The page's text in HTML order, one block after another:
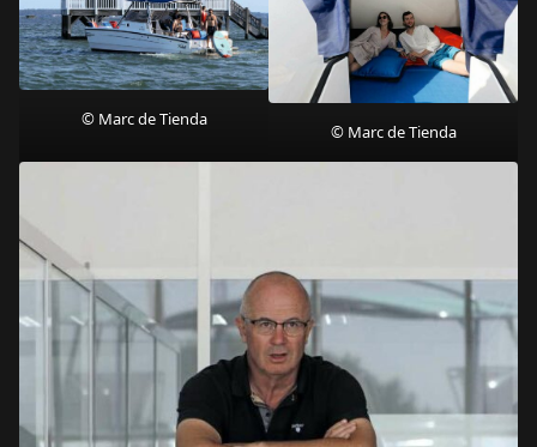
© Marc de Tienda
© Marc de Tienda